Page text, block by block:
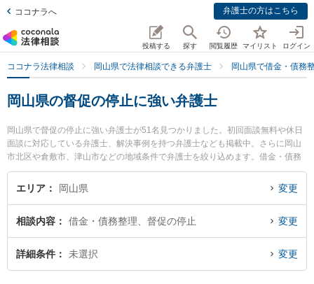
ココナラへ 弁護士の方はこちら
投稿する 探す 閲覧履歴 マイリスト ログイン
ココナラ法律相談 岡山県で法律相談できる弁護士 岡山県で借金・債務
岡山県の督促の停止に強い弁護士
岡山県で督促の停止に強い弁護士が51名見つかりました。初回面談無料や休日
面談に対応している弁護士、解決事例を持つ弁護士なども掲載中。さらに岡山
市北区や倉敷市、津山市などの地域条件で弁護士を絞り込めます。借金・債務
整理に関係する消費者金融の債務整理やクレジット会社の債務整理、リボ払い
の債務整理等の細かな分野での絞り込み検索もでき便利です。特に弁護士法人V
用、強みなどが注目されています。『岡山県で土日や夜間に発生した督促の停
止のトラブルを今すぐに弁護士に相談したい』『督促の停止のトラブル解決の
実績豊富な近くの弁護士を検索したい』『初回相談無料で督促の停止を法律相
エリア 岡山県 変更
相談内容 借金・債務整理、督促の停止 変更
詳細条件 未選択 変更